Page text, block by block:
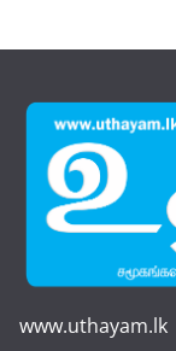
www.uthayam.lk